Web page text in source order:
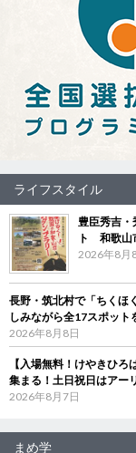
ライフスタイル
豊臣秀吉
ト 和歌山
2026年8月
長野・筑北村で「ちくほ
しみながら全17スポット
2026年8月8日
【入場無料！けやきひ
集まる！土日祝日はアー
2026年8月7日
まめ学